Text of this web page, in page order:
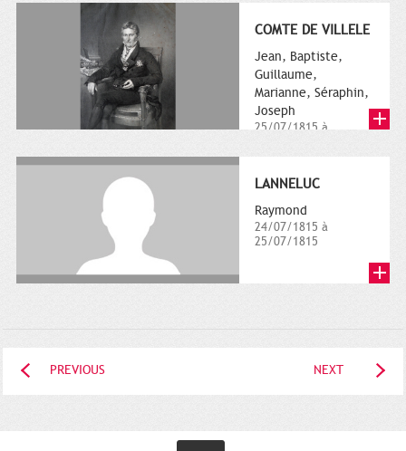
COMTE DE VILLELE
Jean, Baptiste,
Guillaume,
Marianne, Séraphin,
Joseph
25/07/1815 à
LANNELUC
Raymond
24/07/1815 à
25/07/1815
PREVIOUS NEXT